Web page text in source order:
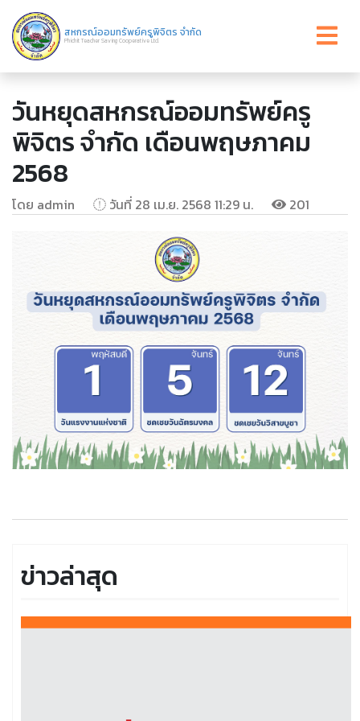
สหกรณ์ออมทรัพย์ครูพิจิตร จำกัด
Phichit Teacher Saving Cooperative Ltd.
วันหยุดสหกรณ์ออมทรัพย์ครู
พิจิตร จำกัด เดือนพฤษภาคม
2568
โดย admin วันที่ 28 เม.ย. 2568 11:29 น. 201
ข่าวล่าสุด